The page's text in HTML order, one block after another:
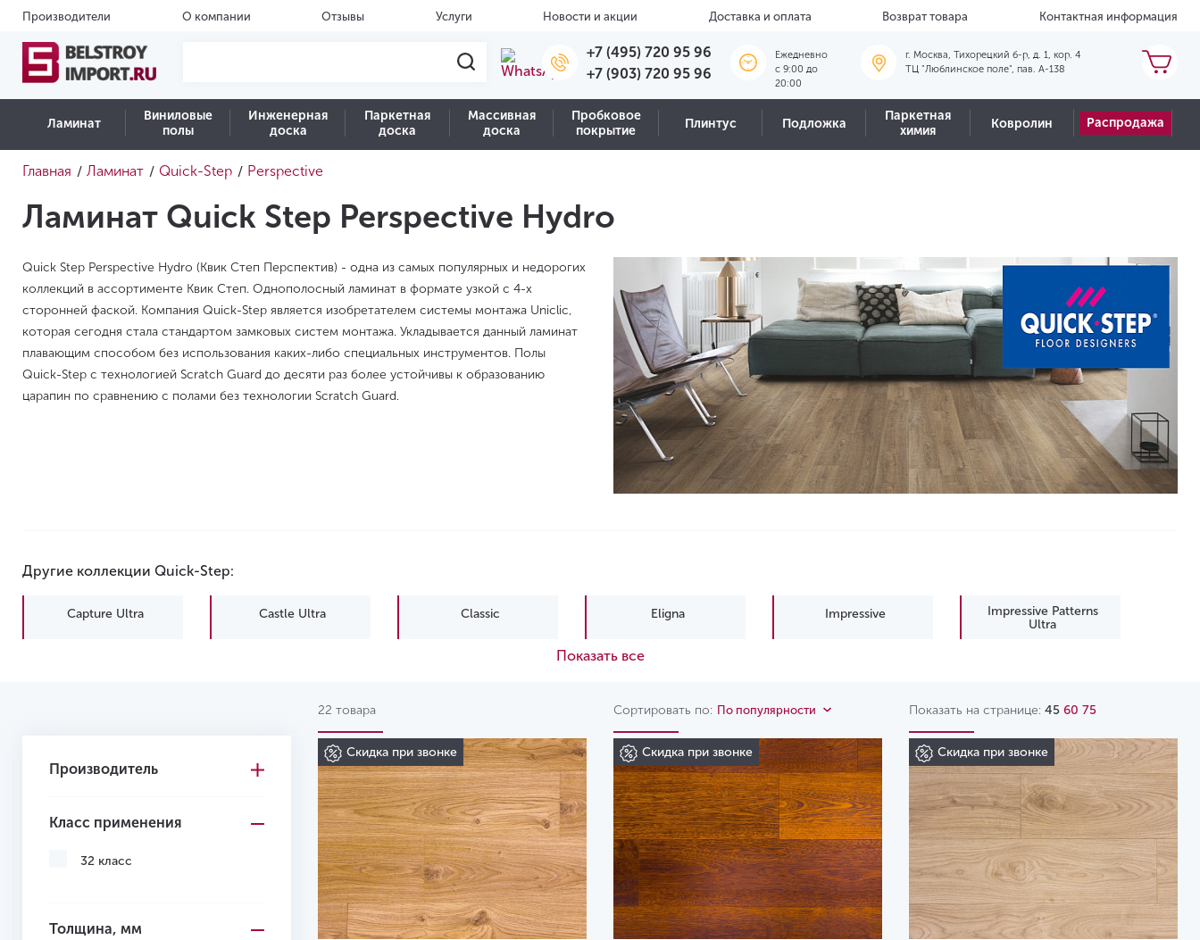
Производители О компании Отзывы Услуги Новости и акции Доставка и оплата Возврат товара Контактная информация
+7 (495) 720 95 96
+7 (903) 720 95 96
Ежедневно
c 9:00 до
20:00
г. Москва, Тихорецкий б-р, д. 1, кор. 4
ТЦ "Люблинское поле", пав. А-138
Ламинат
Виниловые
полы
Инженерная
доска
Паркетная
доска
Массивная
доска
Пробковое
покрытие
Плинтус Подложка
Паркетная
химия
Ковролин Распродажа
Главная / Ламинат / Quick-Step / Perspective
Ламинат Quick Step Perspective Hydro
Quick Step Perspective Hydro (Квик Степ Перспектив) - одна из самых популярных и недорогих
коллекций в ассортименте Квик Степ. Однополосный ламинат в формате узкой с 4-х
сторонней фаской. Компания Quick-Step является изобретателем системы монтажа Uniclic,
которая сегодня стала стандартом замковых систем монтажа. Укладывается данный ламинат
плавающим способом без использования каких-либо специальных инструментов. Полы
Quick-Step с технологией Scratch Guard до десяти раз более устойчивы к образованию
царапин по сравнению с полами без технологии Scratch Guard.
Другие коллекции Quick-Step:
Capture Ultra Castle Ultra Classic Eligna Impressive
Impressive Patterns
Ultra
Показать все
22 товара Сортировать по: По популярности Показать на странице: 45 60 75
Производитель
Класс применения
32 класс
Толщина, мм
Скидка при звонке Скидка при звонке Скидка при звонке